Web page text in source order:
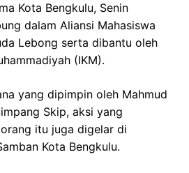
Kota Bengkulu, Senin
dalam Aliansi Mahasiswa
Lebong serta dibantu oleh
(IKM).
yang dipimpin oleh Mahmud
Skip, aksi yang
itu juga digelar di
Kota Bengkulu.